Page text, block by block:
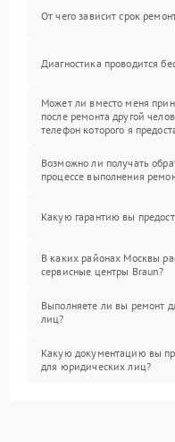
От чего зависит срок
Диагностика проводится
Может ли вместо меня
после ремонта другой
телефон которого я
Возможно ли получать
процессе выполнения
Какую гарантию вы
В каких районах Москвы
сервисные центры Braun?
Выполняете ли вы ремонт
лиц?
Какую документацию вы
для юридических лиц?